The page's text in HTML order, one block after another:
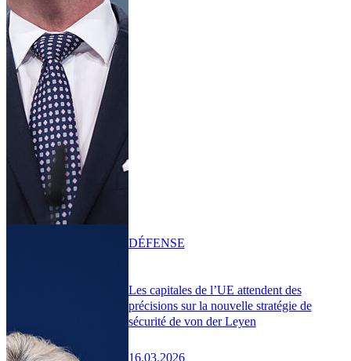
Les capitales de l’UE attendent des
précisions sur la nouvelle stratégie de
sécurité de von der Leyen
16.03.2026
DÉFENSE